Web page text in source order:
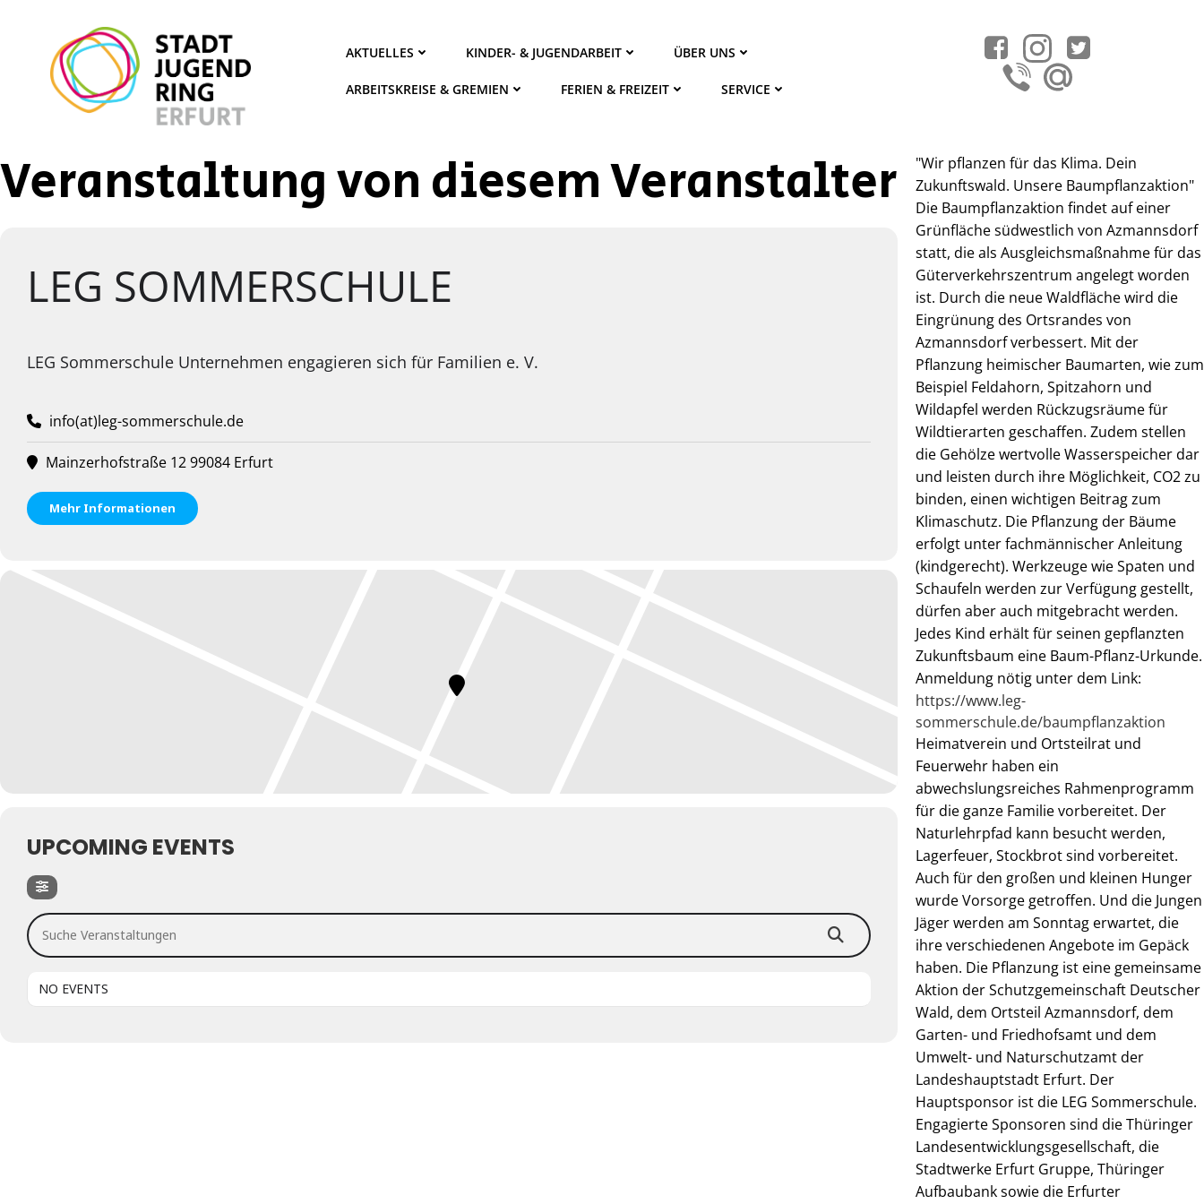
springen
AKTUELLES KINDER- & JUGENDARBEIT ÜBER UNS
ARBEITSKREISE & GREMIEN FERIEN & FREIZEIT SERVICE
Veranstaltung von diesem Veranstalter
LEG SOMMERSCHULE
LEG Sommerschule Unternehmen engagieren sich für Familien e. V.
info(at)leg-sommerschule.de
Mainzerhofstraße 12 99084 Erfurt
Mehr Informationen
UPCOMING EVENTS
Suche Veranstaltungen
NO EVENTS
"Wir pflanzen für das Klima. Dein
Zukunftswald. Unsere Baumpflanzaktion"
Die Baumpflanzaktion findet auf einer
Grünfläche südwestlich von Azmannsdorf
statt, die als Ausgleichsmaßnahme für das
Güterverkehrszentrum angelegt worden
ist. Durch die neue Waldfläche wird die
Eingrünung des Ortsrandes von
Azmannsdorf verbessert. Mit der
Pflanzung heimischer Baumarten, wie zum
Beispiel Feldahorn, Spitzahorn und
Wildapfel werden Rückzugsräume für
Wildtierarten geschaffen. Zudem stellen
die Gehölze wertvolle Wasserspeicher dar
und leisten durch ihre Möglichkeit, CO2 zu
binden, einen wichtigen Beitrag zum
Klimaschutz. Die Pflanzung der Bäume
erfolgt unter fachmännischer Anleitung
(kindgerecht). Werkzeuge wie Spaten und
Schaufeln werden zur Verfügung gestellt,
dürfen aber auch mitgebracht werden.
Jedes Kind erhält für seinen gepflanzten
Zukunftsbaum eine Baum-Pflanz-Urkunde.
Anmeldung nötig unter dem Link:
https://www.leg-
sommerschule.de/baumpflanzaktion
Heimatverein und Ortsteilrat und
Feuerwehr haben ein
abwechslungsreiches Rahmenprogramm
für die ganze Familie vorbereitet. Der
Naturlehrpfad kann besucht werden,
Lagerfeuer, Stockbrot sind vorbereitet.
Auch für den großen und kleinen Hunger
wurde Vorsorge getroffen. Und die Jungen
Jäger werden am Sonntag erwartet, die
ihre verschiedenen Angebote im Gepäck
haben. Die Pflanzung ist eine gemeinsame
Aktion der Schutzgemeinschaft Deutscher
Wald, dem Ortsteil Azmannsdorf, dem
Garten- und Friedhofsamt und dem
Umwelt- und Naturschutzamt der
Landeshauptstadt Erfurt. Der
Hauptsponsor ist die LEG Sommerschule.
Engagierte Sponsoren sind die Thüringer
Landesentwicklungsgesellschaft, die
Stadtwerke Erfurt Gruppe, Thüringer
Aufbaubank sowie die Erfurter